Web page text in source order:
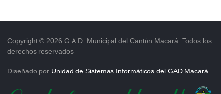
Copyright © 2026 G.A.D. Municipal del Cantón Macará. Todos los
derechos reservados
Diseñado por Unidad de Sistemas Informáticos del GAD Macará